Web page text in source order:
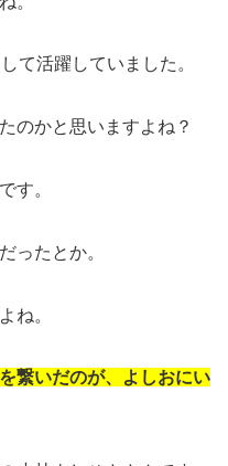
て活躍していました。
のかと思いますよね？
す。
ったとか。
ね。
繋いだのが、よしおにい